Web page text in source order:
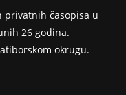
privatnih časopisa u
26 godina.
okrugu.